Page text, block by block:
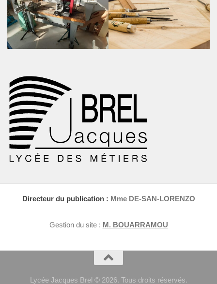
Directeur du publication : Mme DE-SAN-LORENZO
Gestion du site : M. BOUARRAMOU
Lycée Jacques Brel © 2026. Tous droits réservés.